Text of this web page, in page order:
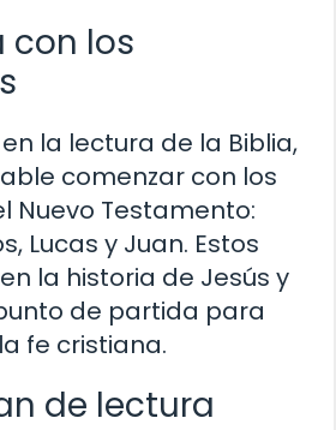
con los
la lectura de la Biblia,
comenzar con los
Nuevo Testamento:
Lucas y Juan. Estos
la historia de Jesús y
de partida para
fe cristiana.
de lectura